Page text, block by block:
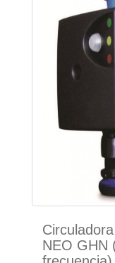
NEO GHN